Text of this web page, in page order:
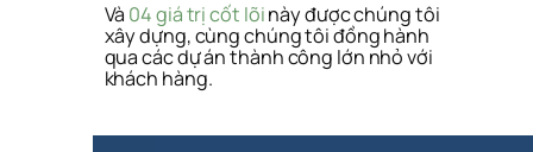
Và 04 giá trị cốt lõi này được chúng tôi
xây dựng, cùng chúng tôi đồng hành
qua các dự án thành công lớn nhỏ với
khách hàng.